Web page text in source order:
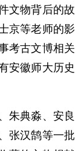
文物背后的故
京等老师的影
考古文博相关
安徽师大历史
朱典淼、安良
张汉鹄等一批